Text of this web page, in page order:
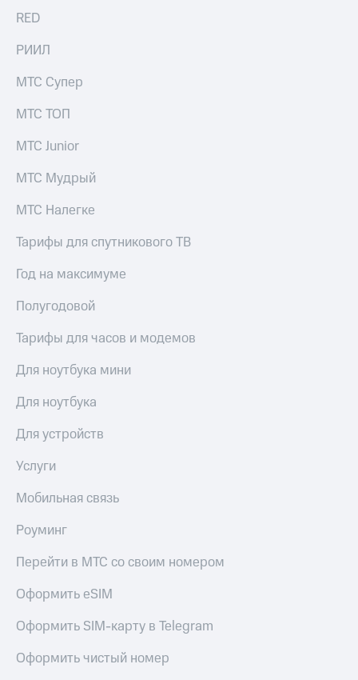
RED
РИИЛ
МТС Супер
МТС ТОП
МТС Junior
МТС Мудрый
МТС Налегке
Тарифы для спутникового ТВ
Год на максимуме
Полугодовой
Тарифы для часов и модемов
Для ноутбука мини
Для ноутбука
Для устройств
Услуги
Мобильная связь
Роуминг
Перейти в МТС со своим номером
Оформить eSIM
Оформить SIM-карту в Telegram
Оформить чистый номер